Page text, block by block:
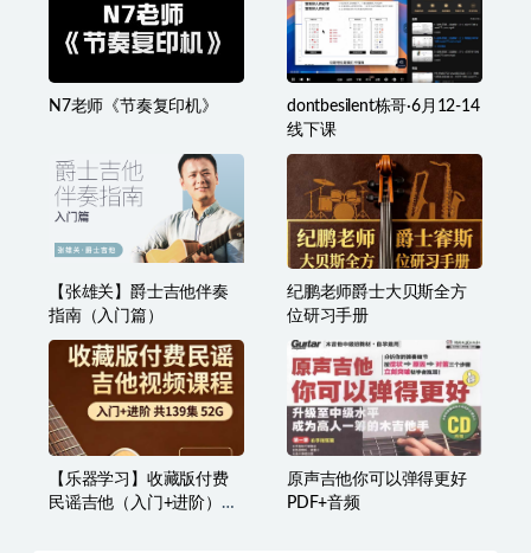
N7老师《节奏复印机》
dontbesilent栋哥·6月12-14
线下课
【张雄关】爵士吉他伴奏
指南（入门篇）
纪鹏老师爵士大贝斯全方
位研习手册
【乐器学习】收藏版付费
民谣吉他（入门+进阶）共
原声吉他你可以弹得更好
PDF+音频